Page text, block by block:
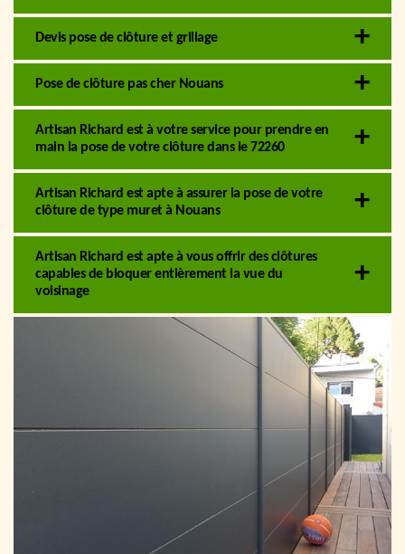
Devis pose de clôture et grillage
Pose de clôture pas cher Nouans
Artisan Richard est à votre service pour prendre en
main la pose de votre clôture dans le 72260
Artisan Richard est apte à assurer la pose de votre
clôture de type muret à Nouans
Artisan Richard est apte à vous offrir des clôtures
capables de bloquer entièrement la vue du
voisinage